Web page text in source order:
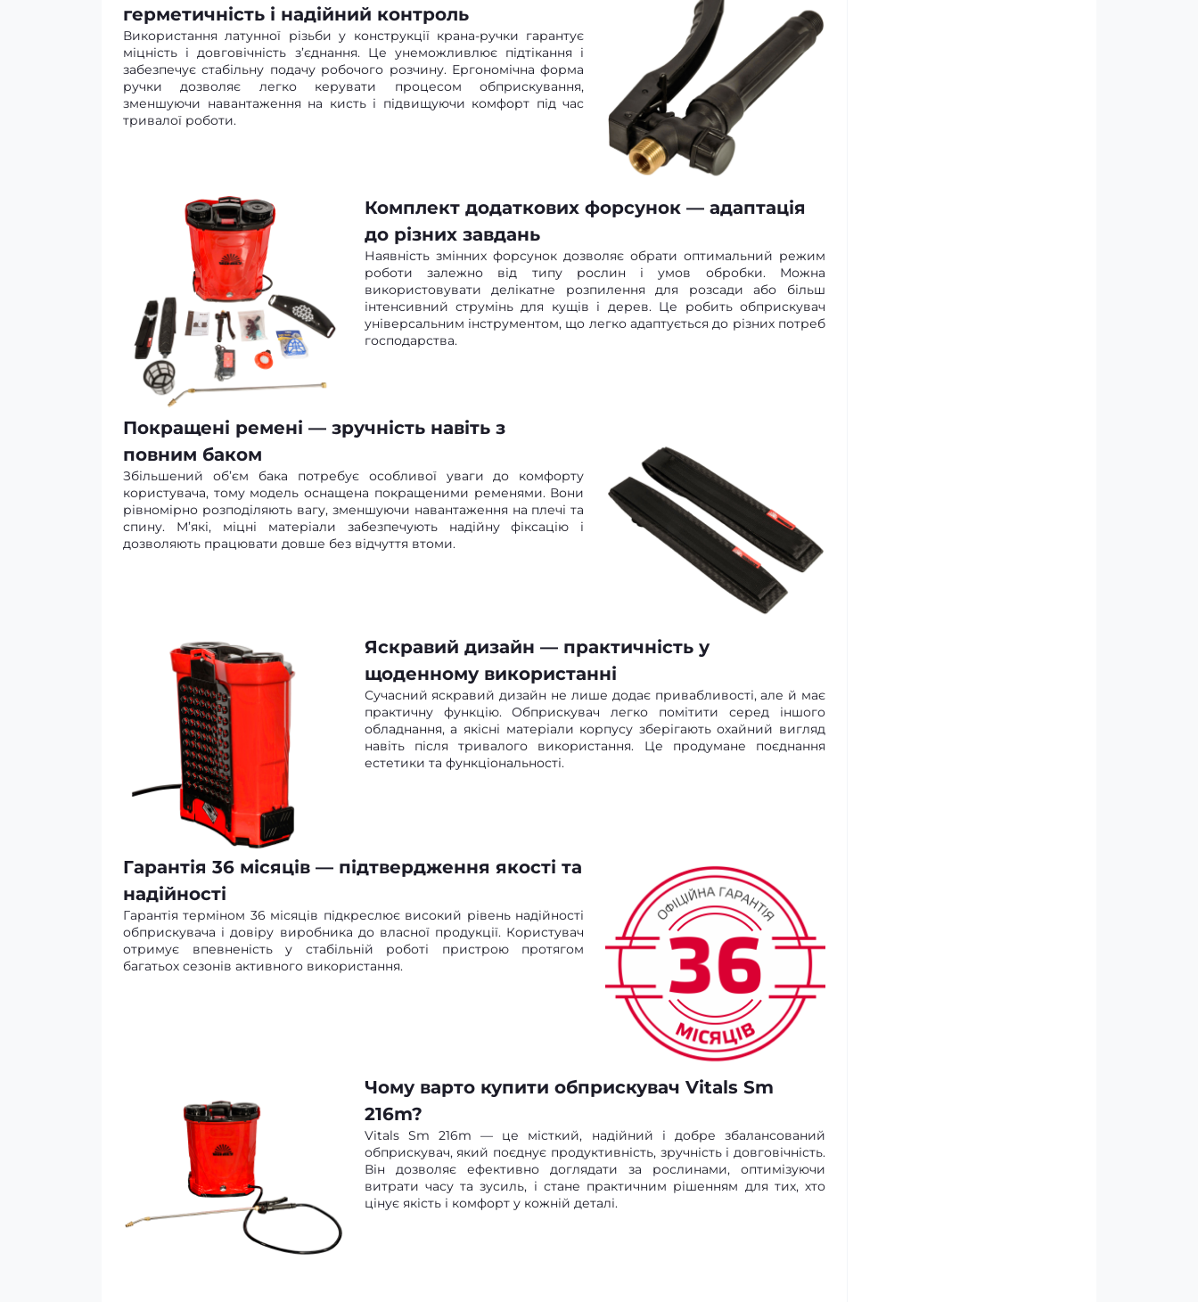
герметичність і надійний контроль
Використання латунної різьби у конструкції крана-ручки гарантує
міцність і довговічність з’єднання. Це унеможливлює підтікання і
забезпечує стабільну подачу робочого розчину. Ергономічна форма
ручки дозволяє легко керувати процесом обприскування,
зменшуючи навантаження на кисть і підвищуючи комфорт під час
тривалої роботи.
Комплект додаткових форсунок — адаптація
до різних завдань
Наявність змінних форсунок дозволяє обрати оптимальний режим
роботи залежно від типу рослин і умов обробки. Можна
використовувати делікатне розпилення для розсади або більш
інтенсивний струмінь для кущів і дерев. Це робить обприскувач
універсальним інструментом, що легко адаптується до різних потреб
господарства.
Покращені ремені — зручність навіть з
повним баком
Збільшений об’єм бака потребує особливої уваги до комфорту
користувача, тому модель оснащена покращеними ременями. Вони
рівномірно розподіляють вагу, зменшуючи навантаження на плечі та
спину. М’які, міцні матеріали забезпечують надійну фіксацію і
дозволяють працювати довше без відчуття втоми.
Яскравий дизайн — практичність у
щоденному використанні
Сучасний яскравий дизайн не лише додає привабливості, але й має
практичну функцію. Обприскувач легко помітити серед іншого
обладнання, а якісні матеріали корпусу зберігають охайний вигляд
навіть після тривалого використання. Це продумане поєднання
естетики та функціональності.
Гарантія 36 місяців — підтвердження якості та
надійності
Гарантія терміном 36 місяців підкреслює високий рівень надійності
обприскувача і довіру виробника до власної продукції. Користувач
отримує впевненість у стабільній роботі пристрою протягом
багатьох сезонів активного використання.
Чому варто купити обприскувач Vitals Sm
216m?
Vitals Sm 216m — це місткий, надійний і добре збалансований
обприскувач, який поєднує продуктивність, зручність і довговічність.
Він дозволяє ефективно доглядати за рослинами, оптимізуючи
витрати часу та зусиль, і стане практичним рішенням для тих, хто
цінує якість і комфорт у кожній деталі.